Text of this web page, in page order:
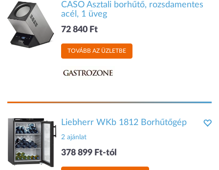
CASO Asztali borhűtő, rozsdamentes
acél, 1 üveg
72 840 Ft
TOVÁBB AZ ÜZLETBE
Liebherr WKb 1812 Borhűtőgép
2 ajánlat
378 899 Ft-tól